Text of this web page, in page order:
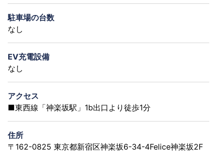
駐車場の台数
なし
EV充電設備
なし
アクセス
■東西線「神楽坂駅」1b出口より徒歩1分
住所
〒162-0825 東京都新宿区神楽坂6-34-4Felice神楽坂2F